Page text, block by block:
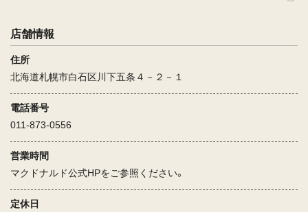
店舗情報
住所
北海道札幌市白石区川下五条４－２－１
電話番号
011-873-0556
営業時間
マクドナルド公式HPをご参照ください。
定休日